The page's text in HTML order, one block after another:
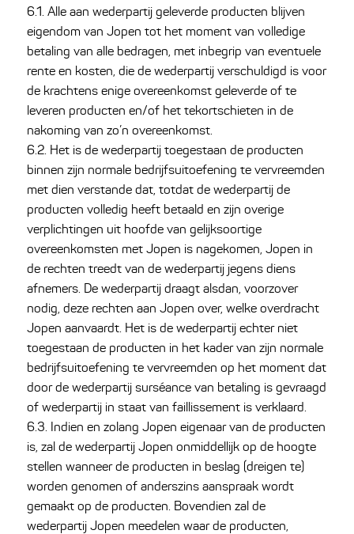
6.1. Alle aan wederpartij geleverde producten blijven
eigendom van Jopen tot het moment van volledige
betaling van alle bedragen, met inbegrip van eventuele
rente en kosten, die de wederpartij verschuldigd is voor
de krachtens enige overeenkomst geleverde of te
leveren producten en/of het tekortschieten in de
nakoming van zo’n overeenkomst.
6.2. Het is de wederpartij toegestaan de producten
binnen zijn normale bedrijfsuitoefening te vervreemden
met dien verstande dat, totdat de wederpartij de
producten volledig heeft betaald en zijn overige
verplichtingen uit hoofde van gelijksoortige
overeenkomsten met Jopen is nagekomen, Jopen in
de rechten treedt van de wederpartij jegens diens
afnemers. De wederpartij draagt alsdan, voorzover
nodig, deze rechten aan Jopen over, welke overdracht
Jopen aanvaardt. Het is de wederpartij echter niet
toegestaan de producten in het kader van zijn normale
bedrijfsuitoefening te vervreemden op het moment dat
door de wederpartij surséance van betaling is gevraagd
of wederpartij in staat van faillissement is verklaard.
6.3. Indien en zolang Jopen eigenaar van de producten
is, zal de wederpartij Jopen onmiddellijk op de hoogte
stellen wanneer de producten in beslag (dreigen te)
worden genomen of anderszins aanspraak wordt
gemaakt op de producten. Bovendien zal de
wederpartij Jopen meedelen waar de producten,